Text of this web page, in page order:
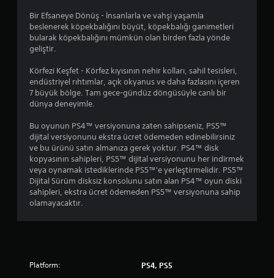
Bir Efsaneye Dönüş - İnsanlarla ve vahşi yaşamla
beslenerek köpekbalığını büyüt, köpekbalığı ganimetleri
bularak köpekbalığını mümkün olan birden fazla yönde
geliştir.
Körfezi Keşfet - Körfez kıyısının nehir kolları, sahil tesisleri,
endüstriyel rıhtımlar, açık okyanus ve daha fazlasını içeren
7 büyük bölge. Tam gece-gündüz döngüsüyle canlı bir
dünya deneyimle.
Bu oyunun PS4™ versiyonuna zaten sahipseniz, PS5™
dijital versiyonunu ekstra ücret ödemeden edinebilirsiniz
ve bu ürünü satın almanıza gerek yoktur. PS4™ disk
kopyasının sahipleri, PS5™ dijital versiyonunu her indirmek
veya oynamak istediklerinde PS5™'e yerleştirmelidir. PS5™
Dijital Sürüm disksiz konsolunu satın alan PS4™ oyun diski
sahipleri, ekstra ücret ödemeden PS5™ versiyonuna sahip
olamayacaktır.
Platform: PS4, PS5